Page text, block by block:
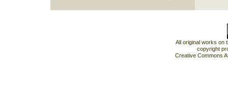
All original works on
copyright
Creative Commons